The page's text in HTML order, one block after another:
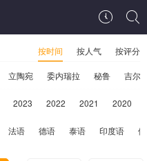
按时间 按人气 按评分
立陶宛 委内瑞拉 秘鲁 吉尔
2023 2022 2021 2020
法语 德语 泰语 印度语